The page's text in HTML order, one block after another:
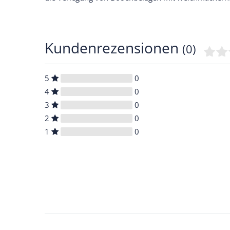
Kundenrezensionen (0)
5
0
4
0
3
0
2
0
1
0